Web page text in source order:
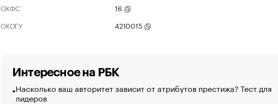
ОКФС
16
ОКОГУ
4210015
Интересное на РБК
Насколько ваш авторитет зависит от атрибутов престижа? Тест для
лидеров